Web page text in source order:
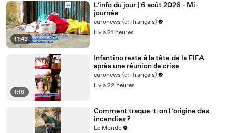
11:43
L’info du jour | 6 août 2026 - Mi-
journée
euronews (en français)
il y a 21 heures
1:16
Infantino reste à la tête de la FIFA
après une réunion de crise
euronews (en français)
il y a 22 heures
Comment traque-t-on l’origine des
incendies ?
Le Monde